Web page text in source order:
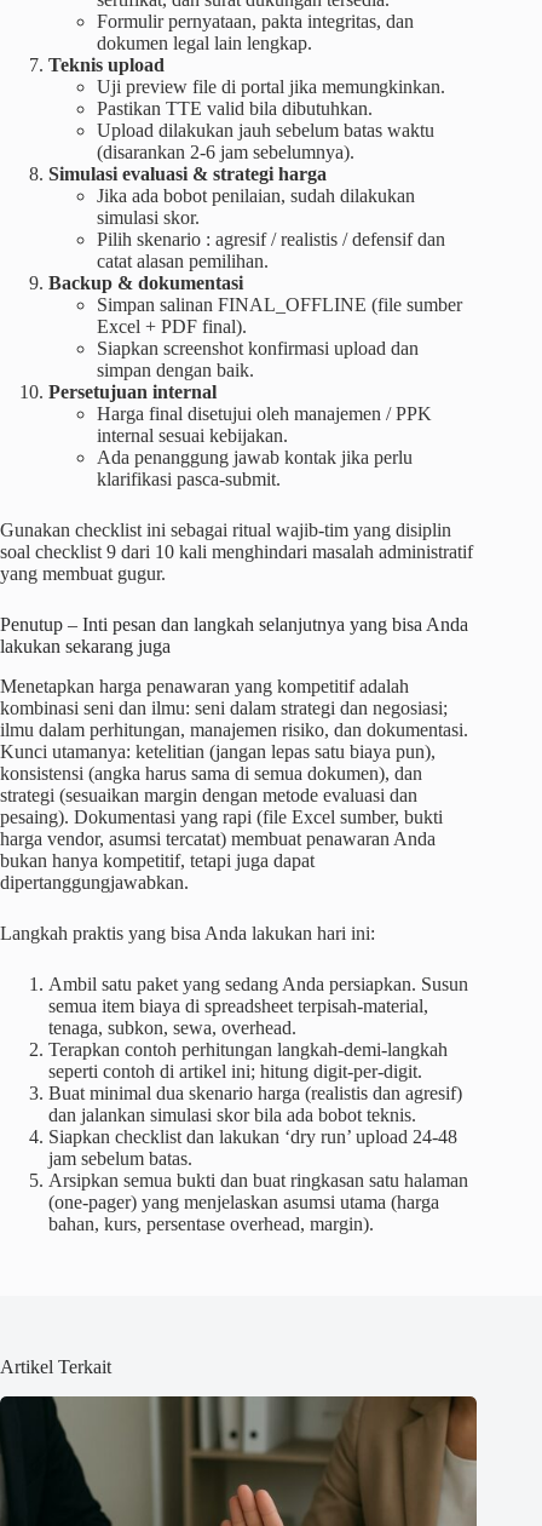
Formulir pernyataan, pakta integritas, dan
dokumen legal lain lengkap.
Teknis upload
Uji preview file di portal jika memungkinkan.
Pastikan TTE valid bila dibutuhkan.
Upload dilakukan jauh sebelum batas waktu
(disarankan 2-6 jam sebelumnya).
Simulasi evaluasi & strategi harga
Jika ada bobot penilaian, sudah dilakukan
simulasi skor.
Pilih skenario : agresif / realistis / defensif dan
catat alasan pemilihan.
Backup & dokumentasi
Simpan salinan FINAL_OFFLINE (file sumber
Excel + PDF final).
Siapkan screenshot konfirmasi upload dan
simpan dengan baik.
Persetujuan internal
Harga final disetujui oleh manajemen / PPK
internal sesuai kebijakan.
Ada penanggung jawab kontak jika perlu
klarifikasi pasca-submit.
Gunakan checklist ini sebagai ritual wajib-tim yang disiplin
soal checklist 9 dari 10 kali menghindari masalah administratif
yang membuat gugur.
Penutup – Inti pesan dan langkah selanjutnya yang bisa Anda
lakukan sekarang juga
Menetapkan harga penawaran yang kompetitif adalah
kombinasi seni dan ilmu: seni dalam strategi dan negosiasi;
ilmu dalam perhitungan, manajemen risiko, dan dokumentasi.
Kunci utamanya: ketelitian (jangan lepas satu biaya pun),
konsistensi (angka harus sama di semua dokumen), dan
strategi (sesuaikan margin dengan metode evaluasi dan
pesaing). Dokumentasi yang rapi (file Excel sumber, bukti
harga vendor, asumsi tercatat) membuat penawaran Anda
bukan hanya kompetitif, tetapi juga dapat
dipertanggungjawabkan.
Langkah praktis yang bisa Anda lakukan hari ini:
Ambil satu paket yang sedang Anda persiapkan. Susun
semua item biaya di spreadsheet terpisah-material,
tenaga, subkon, sewa, overhead.
Terapkan contoh perhitungan langkah-demi-langkah
seperti contoh di artikel ini; hitung digit-per-digit.
Buat minimal dua skenario harga (realistis dan agresif)
dan jalankan simulasi skor bila ada bobot teknis.
Siapkan checklist dan lakukan ‘dry run’ upload 24-48
jam sebelum batas.
Arsipkan semua bukti dan buat ringkasan satu halaman
(one-pager) yang menjelaskan asumsi utama (harga
bahan, kurs, persentase overhead, margin).
Artikel Terkait